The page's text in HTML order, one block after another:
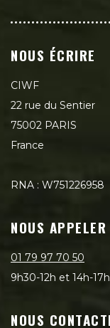
NOUS ÉCRIRE
CIWF
22 rue du Sentier
75002 PARIS
France
RNA : W751226958
NOUS APPELER
01 79 97 70 50
9h30-12h et 14h-
NOUS